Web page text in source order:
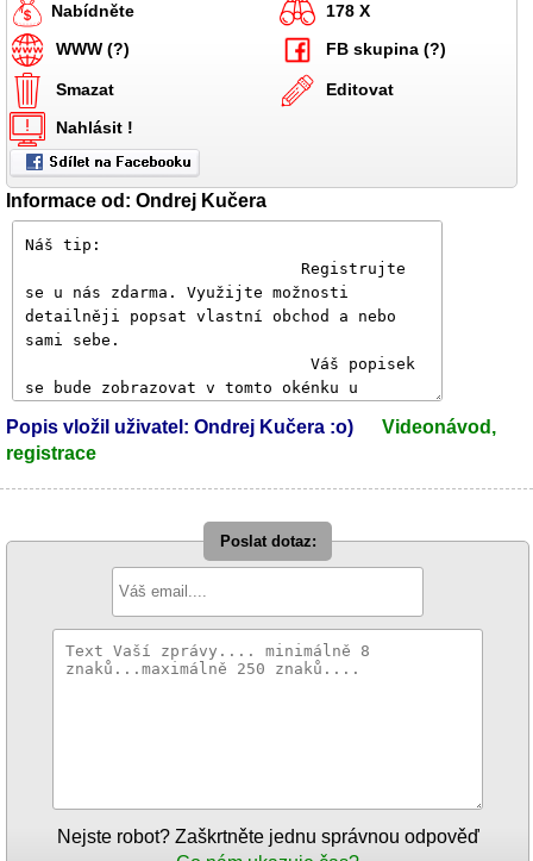
Nabídněte
178 X
WWW (?)
FB skupina (?)
Smazat
Editovat
Nahlásit !
Informace od: Ondrej Kučera
Popis vložil uživatel: Ondrej Kučera :o)
Videonávod,
registrace
Poslat dotaz:
Nejste robot? Zaškrtněte jednu správnou odpověď